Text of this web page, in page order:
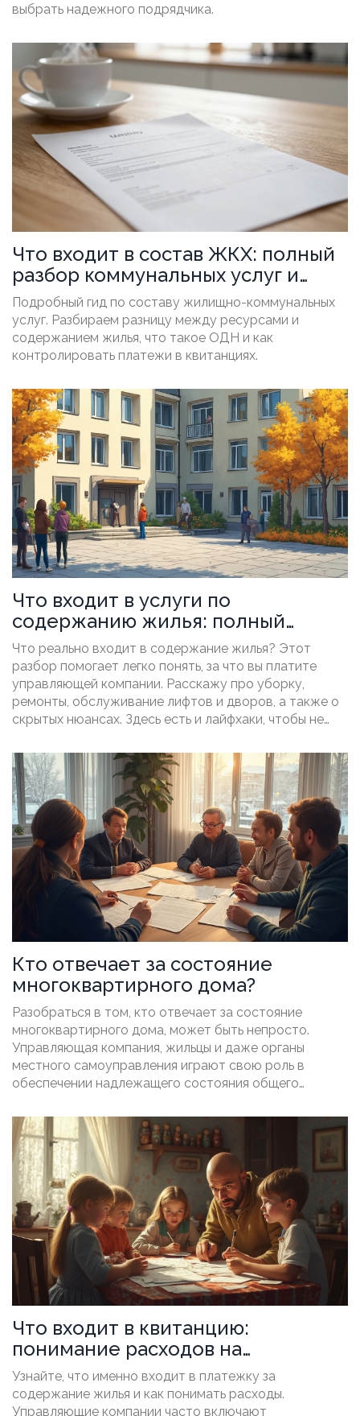
выбрать надежного подрядчика.
Что входит в состав ЖКХ: полный
разбор коммунальных услуг и
платежей
Подробный гид по составу жилищно-коммунальных
услуг. Разбираем разницу между ресурсами и
содержанием жилья, что такое ОДН и как
контролировать платежи в квитанциях.
Что входит в услуги по
содержанию жилья: полный
разбор управляющей компании
Что реально входит в содержание жилья? Этот
разбор помогает легко понять, за что вы платите
управляющей компании. Расскажу про уборку,
ремонты, обслуживание лифтов и дворов, а также о
скрытых нюансах. Здесь есть и лайфхаки, чтобы не
жильцов, так и для тех, кто задумывается о смене
управляющей компании.
Кто отвечает за состояние
многоквартирного дома?
Разобраться в том, кто отвечает за состояние
многоквартирного дома, может быть непросто.
Управляющая компания, жильцы и даже органы
местного самоуправления играют свою роль в
обеспечении надлежащего состояния общего
всех сторон, нюансы заключения договоров и
контроль за выполнением обязательств. Также
предложены советы по взаимодействию с
управляющей компанией для решения текущих
проблем.
Что входит в квитанцию:
понимание расходов на
содержание жилья
Узнайте, что именно входит в платежку за
содержание жилья и как понимать расходы.
Управляющие компании часто включают